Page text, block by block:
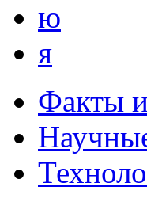
ю
я
Факты